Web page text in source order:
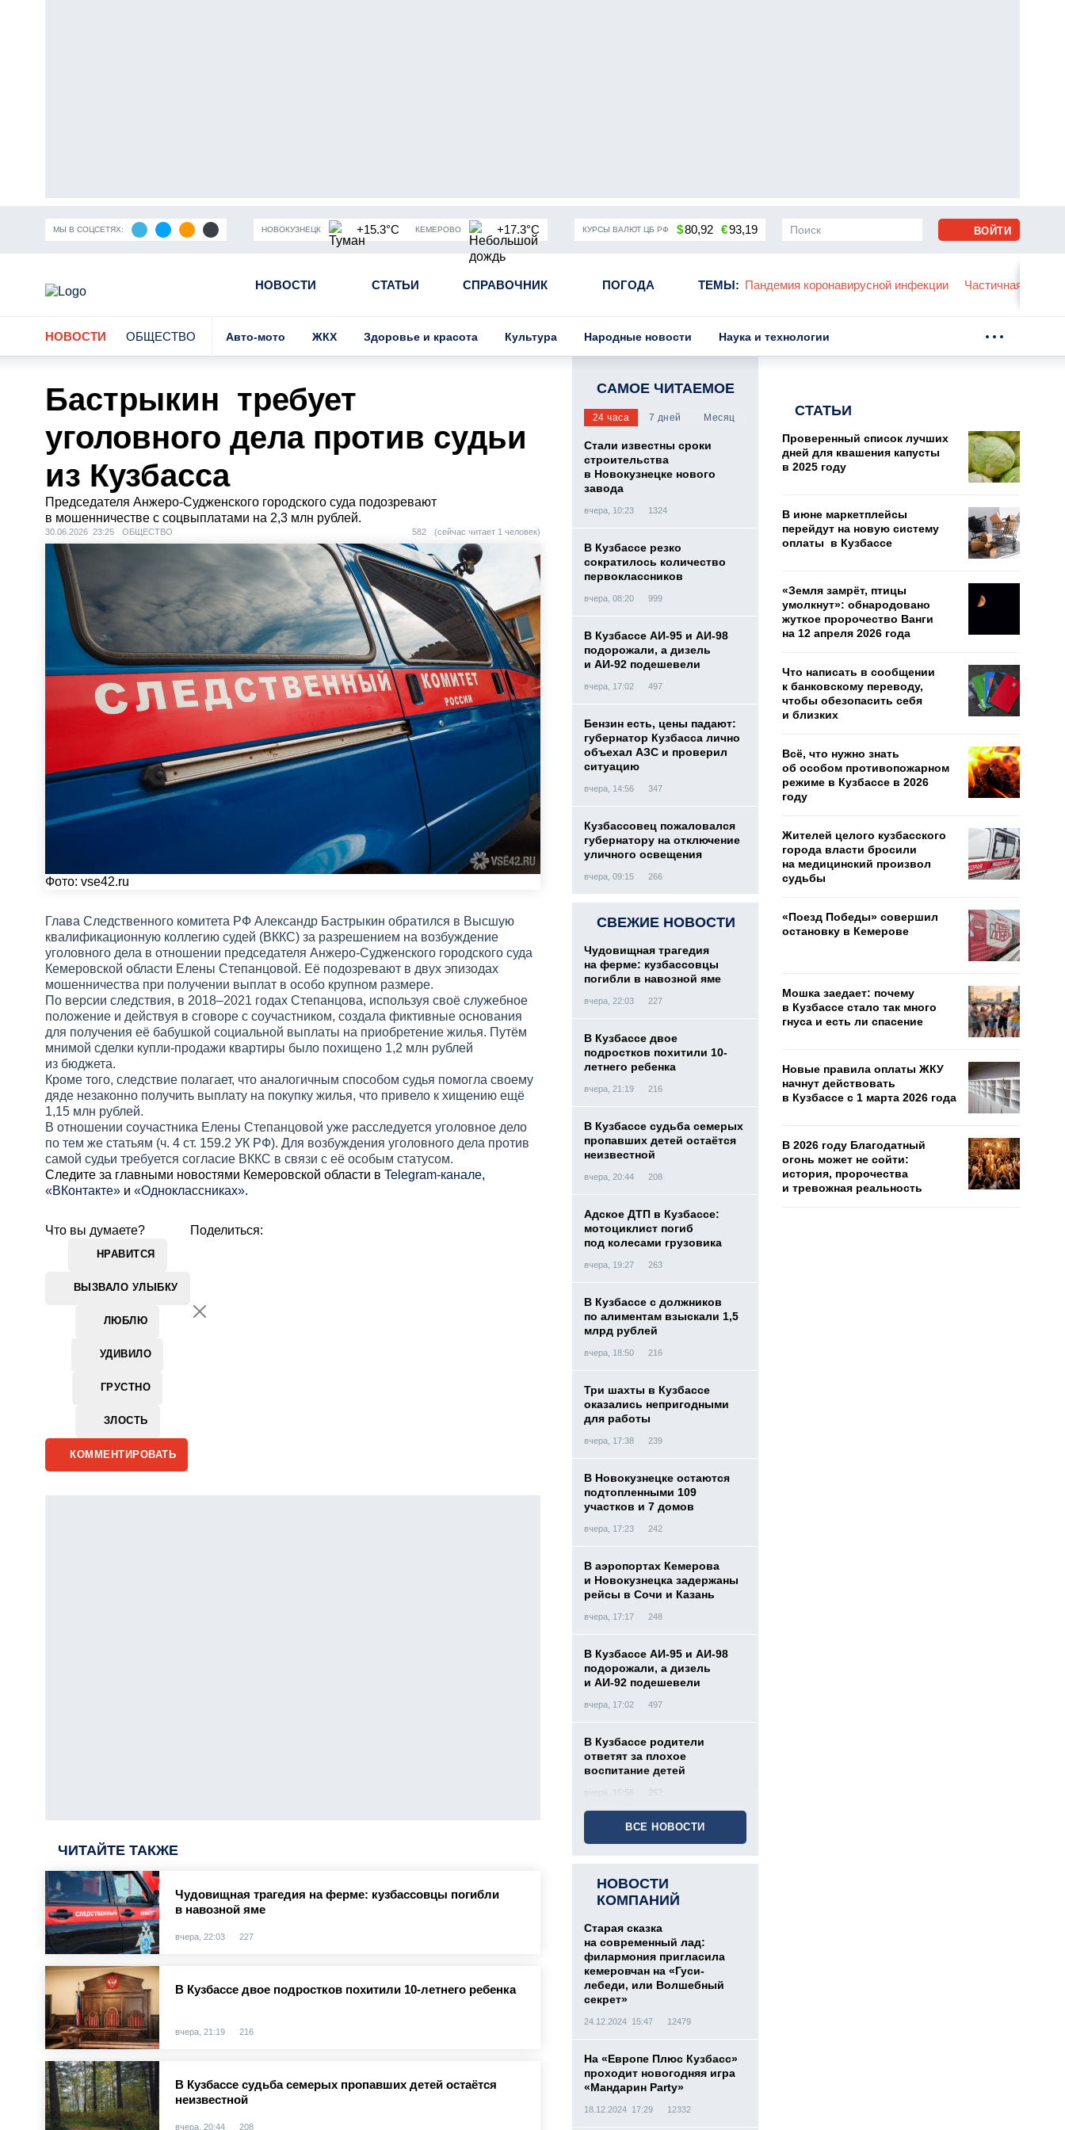
МЫ В СОЦСЕТЯХ: НОВОКУЗНЕЦК +15.3°C КЕМЕРОВО +17.3°C КУРСЫ ВАЛЮТ ЦБ РФ $80,92 €93,19
НОВОСТИ СТАТЬИ СПРАВОЧНИК ПОГОДА ТЕМЫ:
Кузбасса Пандемия коронавирусной инфекции Частичная мобилизация в России Угольная промышленность Кузбасса Пандемия коронавирусной инфекции Частичная
ВОЙТИ
НОВОСТИ ОБЩЕСТВО Авто-мото ЖКХ Здоровье и красота Культура Народные новости Наука и технологии
Бастрыкин требует
уголовного дела против судьи
из Кузбасса
Председателя Анжеро-Судженского городского суда подозревают
в мошенничестве с соцвыплатами на 2,3 млн рублей.
30.06.2026 23:25 ОБЩЕСТВО 582 (сейчас читает 1 человек)
Фото: vse42.ru
Глава Следственного комитета РФ Александр Бастрыкин обратился в Высшую
квалификационную коллегию судей (ВККС) за разрешением на возбуждение
уголовного дела в отношении председателя Анжеро-Судженского городского суда
Кемеровской области Елены Степанцовой. Её подозревают в двух эпизодах
мошенничества при получении выплат в особо крупном размере.
По версии следствия, в 2018–2021 годах Степанцова, используя своё служебное
положение и действуя в сговоре с соучастником, создала фиктивные основания
для получения её бабушкой социальной выплаты на приобретение жилья. Путём
мнимой сделки купли-продажи квартиры было похищено 1,2 млн рублей
из бюджета.
Кроме того, следствие полагает, что аналогичным способом судья помогла своему
дяде незаконно получить выплату на покупку жилья, что привело к хищению ещё
1,15 млн рублей.
В отношении соучастника Елены Степанцовой уже расследуется уголовное дело
по тем же статьям (ч. 4 ст. 159.2 УК РФ). Для возбуждения уголовного дела против
самой судьи требуется согласие ВККС в связи с её особым статусом.
Cледите за главными новостями Кемеровской области в Telegram-канале,
«ВКонтакте» и «Одноклассниках».
Что вы думаете?
НРАВИТСЯ
ВЫЗВАЛО УЛЫБКУ
ЛЮБЛЮ
УДИВИЛО
ГРУСТНО
ЗЛОСТЬ
Поделиться:
КОММЕНТИРОВАТЬ
ЧИТАЙТЕ ТАКЖЕ
Чудовищная трагедия на ферме: кузбассовцы погибли
в навозной яме
вчера, 22:03 227
В Кузбассе двое подростков похитили 10-летнего ребенка
вчера, 21:19 216
В Кузбассе судьба семерых пропавших детей остаётся
неизвестной
вчера, 20:44 208
САМОЕ ЧИТАЕМОЕ
24 часа 7 дней Месяц
Стали известны сроки
строительства
в Новокузнецке нового
завода
вчера, 10:23 1324
В Кузбассе резко
сократилось количество
первоклассников
вчера, 08:20 999
В Кузбассе АИ-95 и АИ-98
подорожали, а дизель
и АИ-92 подешевели
вчера, 17:02 497
Бензин есть, цены падают:
губернатор Кузбасса лично
объехал АЗС и проверил
ситуацию
вчера, 14:56 347
Кузбассовец пожаловался
губернатору на отключение
уличного освещения
вчера, 09:15 266
СВЕЖИЕ НОВОСТИ
Чудовищная трагедия
на ферме: кузбассовцы
погибли в навозной яме
вчера, 22:03 227
В Кузбассе двое
подростков похитили 10-
летнего ребенка
вчера, 21:19 216
В Кузбассе судьба семерых
пропавших детей остаётся
неизвестной
вчера, 20:44 208
Адское ДТП в Кузбассе:
мотоциклист погиб
под колесами грузовика
вчера, 19:27 263
В Кузбассе с должников
по алиментам взыскали 1,5
млрд рублей
вчера, 18:50 216
Три шахты в Кузбассе
оказались непригодными
для работы
вчера, 17:38 239
В Новокузнецке остаются
подтопленными 109
участков и 7 домов
вчера, 17:23 242
В аэропортах Кемерова
и Новокузнецка задержаны
рейсы в Сочи и Казань
вчера, 17:17 248
В Кузбассе АИ-95 и АИ-98
подорожали, а дизель
и АИ-92 подешевели
вчера, 17:02 497
В Кузбассе родители
ответят за плохое
воспитание детей
вчера, 16:56 252
ВСЕ НОВОСТИ
НОВОСТИ
КОМПАНИЙ
Старая сказка
на современный лад:
филармония пригласила
кемеровчан на «Гуси-
лебеди, или Волшебный
секрет»
24.12.2024 15:47 12479
На «Европе Плюс Кузбасс»
проходит новогодняя игра
«Мандарин Party»
18.12.2024 17:29 12332
СТАТЬИ
Проверенный список лучших
дней для квашения капусты
в 2025 году
В июне маркетплейсы
перейдут на новую систему
оплаты в Кузбассе
«Земля замрёт, птицы
умолкнут»: обнародовано
жуткое пророчество Ванги
на 12 апреля 2026 года
Что написать в сообщении
к банковскому переводу,
чтобы обезопасить себя
и близких
Всё, что нужно знать
об особом противопожарном
режиме в Кузбассе в 2026
году
Жителей целого кузбасского
города власти бросили
на медицинский произвол
судьбы
«Поезд Победы» совершил
остановку в Кемерове
Мошка заедает: почему
в Кузбассе стало так много
гнуса и есть ли спасение
Новые правила оплаты ЖКУ
начнут действовать
в Кузбассе с 1 марта 2026 года
В 2026 году Благодатный
огонь может не сойти:
история, пророчества
и тревожная реальность